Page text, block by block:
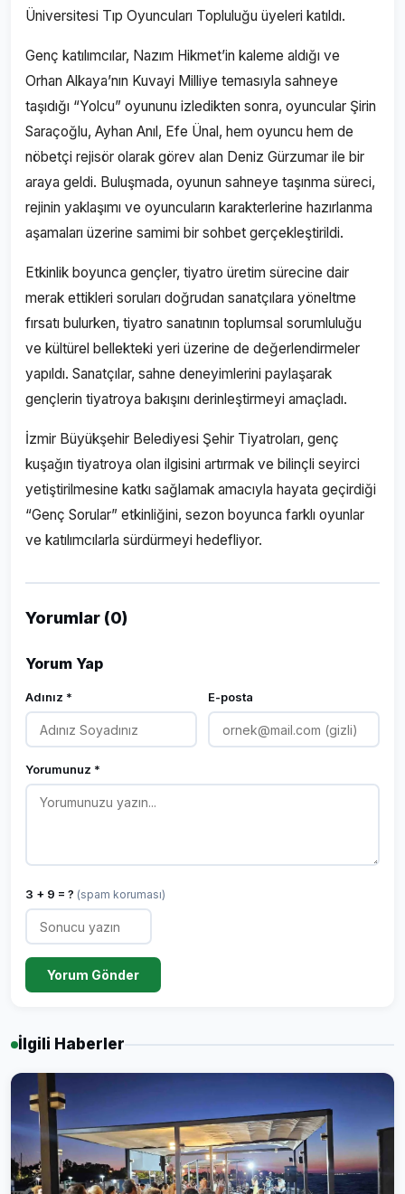
Üniversitesi Tıp Oyuncuları Topluluğu üyeleri katıldı.
Genç katılımcılar, Nazım Hikmet’in kaleme aldığı ve
Orhan Alkaya’nın Kuvayi Milliye temasıyla sahneye
taşıdığı “Yolcu” oyununu izledikten sonra, oyuncular Şirin
Saraçoğlu, Ayhan Anıl, Efe Ünal, hem oyuncu hem de
nöbetçi rejisör olarak görev alan Deniz Gürzumar ile bir
araya geldi. Buluşmada, oyunun sahneye taşınma süreci,
rejinin yaklaşımı ve oyuncuların karakterlerine hazırlanma
aşamaları üzerine samimi bir sohbet gerçekleştirildi.
Etkinlik boyunca gençler, tiyatro üretim sürecine dair
merak ettikleri soruları doğrudan sanatçılara yöneltme
fırsatı bulurken, tiyatro sanatının toplumsal sorumluluğu
ve kültürel bellekteki yeri üzerine de değerlendirmeler
yapıldı. Sanatçılar, sahne deneyimlerini paylaşarak
gençlerin tiyatroya bakışını derinleştirmeyi amaçladı.
İzmir Büyükşehir Belediyesi Şehir Tiyatroları, genç
kuşağın tiyatroya olan ilgisini artırmak ve bilinçli seyirci
yetiştirilmesine katkı sağlamak amacıyla hayata geçirdiği
“Genç Sorular” etkinliğini, sezon boyunca farklı oyunlar
ve katılımcılarla sürdürmeyi hedefliyor.
Yorumlar (0)
Yorum Yap
Adınız * E-posta
Yorumunuz *
3 + 9 = ? (spam koruması)
Yorum Gönder
İlgili Haberler